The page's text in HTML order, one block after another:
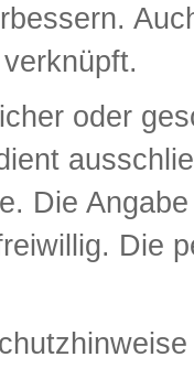
oder
Die
Die